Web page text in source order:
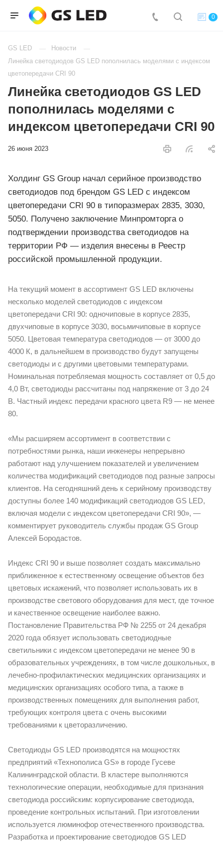
0
GS LED
Новости
Линейка светодиодов GS LED пополнилась моделями с индексом
цветопередачи CRI 90
Линейка светодиодов GS LED
пополнилась моделями с
индексом цветопередачи CRI 90
26 июня 2023
Холдинг GS Group начал серийное производство
светодиодов под брендом GS LED с индексом
цветопередачи CRI 90 в типоразмерах 2835, 3030,
5050. Получено заключение Минпромторга о
подтверждении производства светодиодов на
территории РФ — изделия внесены в Реестр
российской промышленной продукции.
На текущий момент в ассортимент GS LED включены
несколько моделей светодиодов с индексом
цветопередачи CRI 90: одночиповые в корпусе 2835,
двухчиповые в корпусе 3030, восьмичиповые в корпусе
5050. Цветовая температура светодиодов — от 3000 до
4000 К, в дальнейшем в производство будут запущены
светодиоды и с другими цветовыми температурами.
Номинальная потребляемая мощность составляет от 0,5 до
4,0 Вт, светодиоды рассчитаны под напряжение от 3 до 24
В. Частный индекс передачи красного цвета R9 — не менее
80.
«Мы расширяем ассортимент в соответствии с
потребностями рынка, наши инженеры непрерывно
работают над улучшением показателей и увеличением
количества модификаций светодиодов под разные запросы
клиентов. На сегодняшний день к серийному производству
доступны более 140 модификаций светодиодов GS LED,
включая модели с индексом цветопередачи CRI 90», —
комментирует руководитель службы продаж GS Group
Алексей Бородастов.
Индекс CRI 90 и выше позволяет создать максимально
приближенное к естественному освещение объектов без
цветовых искажений, что позволяет использовать их в
производстве светового оборудования для мест, где точное
и качественное освещение наиболее важно.
Постановление Правительства РФ № 2255 от 24 декабря
2020 года обязует использовать светодиодные
светильники с индексом цветопередачи не менее 90 в
образовательных учреждениях, в том числе дошкольных, в
лечебно-профилактических медицинских организациях и
медицинских организациях особого типа, а также в
производственных помещениях для выполнения работ,
требующих контроля цвета с очень высокими
требованиями к цветоразличению.
Светодиоды GS LED производятся на мощностях
предприятий «Технополиса GS» в городе Гусеве
Калининградской области. В кластере выполняются
технологические операции, необходимые для признания
светодиода российским: корпусирование светодиода,
проведение контрольных испытаний. При изготовлении
используется люминофор отечественного производства.
Разработка и проектирование светодиодов GS LED